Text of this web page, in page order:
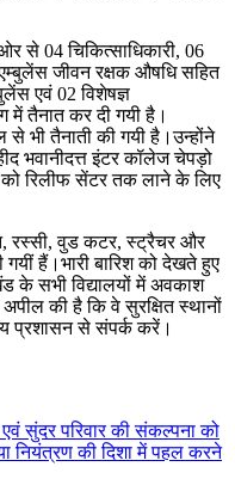
से 04 चिकित्साधिकारी, 06
एम्बुलेंस जीवन रक्षक औषधि सहित
एवं 02 विशेषज्ञ
में तैनात कर दी गयी है।
से भी तैनाती की गयी है।उन्होंने
भवानीदत्त इंटर कॉलेज चेपड़ो
को रिलीफ सेंटर तक लाने के लिए
रस्सी, वुड कटर, स्ट्रैचर और
हैं।भारी बारिश को देखते हुए
के सभी विद्यालयों में अवकाश
की है कि वे सुरक्षित स्थानों
प्रशासन से संपर्क करें।
सुंदर परिवार की संकल्पना को
नियंत्रण की दिशा में पहल करने